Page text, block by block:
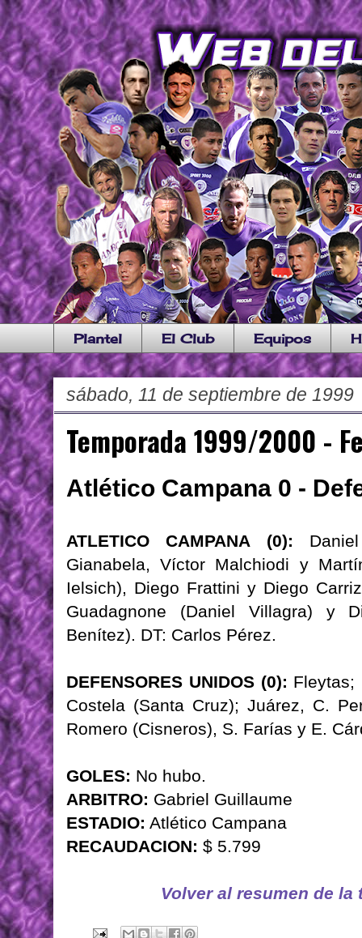
Plantel El Club Equipos
sábado, 11 de septiembre de 1999
Temporada 1999/2000 -
Atlético Campana 0 -
ATLETICO CAMPANA (0):
Gianabela, Víctor Malchiodi y
Ielsich), Diego Frattini y Diego
Guadagnone (Daniel Villagra) y
Benítez). DT: Carlos Pérez.
DEFENSORES UNIDOS (0): Fleytas;
Costela (Santa Cruz); Juárez, C.
Romero (Cisneros), S. Farías y E.
GOLES: No hubo.
ARBITRO: Gabriel Guillaume
ESTADIO: Atlético Campana
RECAUDACION: $ 5.799
Volver al resumen de la